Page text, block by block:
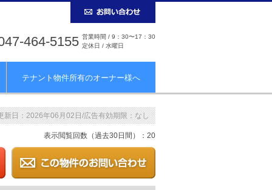
464-5155 営業時間 / 9：30〜17：30
定休日 / 水曜日
テナント物件所有のオーナー様へ
新日：2026年06月02日/広告有効期限：なし
表示閲覧回数（過去30日間）：20